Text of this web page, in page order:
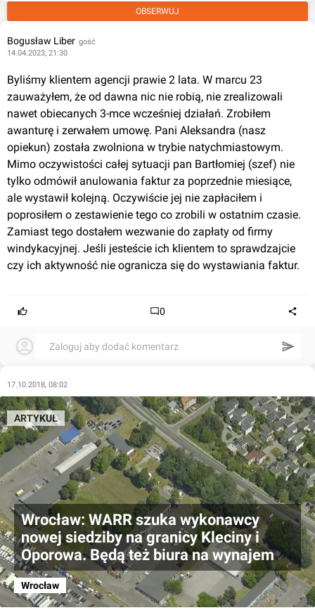
OBSERWUJ
Bogusław Liber gość
14.04.2023, 21:30
Byliśmy klientem agencji prawie 2 lata. W marcu 23
zauważyłem, że od dawna nic nie robią, nie zrealizowali
nawet obiecanych 3-mce wcześniej działań. Zrobiłem
awanturę i zerwałem umowę. Pani Aleksandra (nasz
opiekun) została zwolniona w trybie natychmiastowym.
Mimo oczywistości całej sytuacji pan Bartłomiej (szef) nie
tylko odmówił anulowania faktur za poprzednie miesiące,
ale wystawił kolejną. Oczywiście jej nie zapłaciłem i
poprosiłem o zestawienie tego co zrobili w ostatnim czasie.
Zamiast tego dostałem wezwanie do zapłaty od firmy
windykacyjnej. Jeśli jesteście ich klientem to sprawdzajcie
czy ich aktywność nie ogranicza się do wystawiania faktur.
0
Zaloguj aby dodać komentarz
17.10.2018, 08:02
Wrocław: WARR szuka wykonawcy
nowej siedziby na granicy Kleciny i
Oporowa. Będą też biura na wynajem
Wrocław
ARTYKUŁ